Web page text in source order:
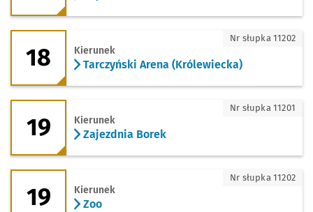
18 - kierunek Tarczyński Arena
18 Kierunek
Tarczyński Arena (Królewiecka)
Nr słupka 11202
19 - kierunek Zajezdnia Borek
19 Kierunek
Zajezdnia Borek
Nr słupka 11201
19 - kierunek Zoo
19 Kierunek
Zoo
Nr słupka 11202